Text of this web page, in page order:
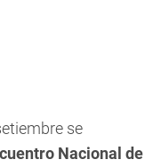
se
Nacional de